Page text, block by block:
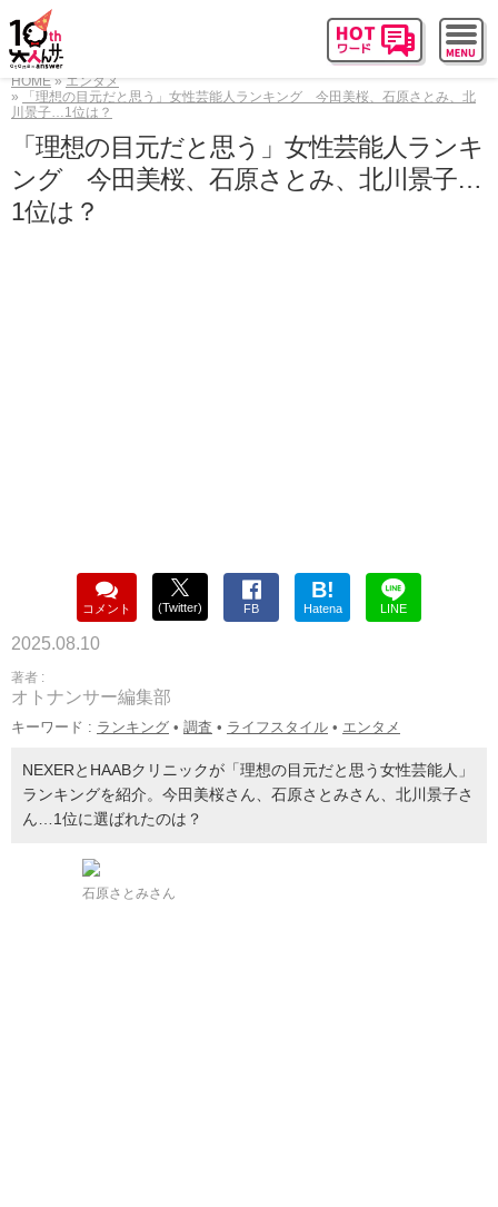
HOME
エンタメ
「理想の目元だと思う」女性芸能人ランキング 今田美桜、石原さとみ、北
川景子…1位は？
「理想の目元だと思う」女性芸能人ランキ
ング 今田美桜、石原さとみ、北川景子…
1位は？
コメント (Twitter) FB
B!
Hatena LINE
2025.08.10
著者 :
オトナンサー編集部
キーワード : ランキング • 調査 • ライフスタイル • エンタメ
NEXERとHAABクリニックが「理想の目元だと思う女性芸能人」
ランキングを紹介。今田美桜さん、石原さとみさん、北川景子さ
ん…1位に選ばれたのは？
石原さとみさん